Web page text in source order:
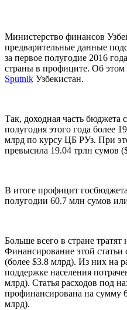
Министерство финансов
предварительные данные
за первое полугодие 2016
страны в профиците. Об этом
Sputnik Узбекистан.
Так, доходная часть бюджета
полугодия этого года более
млрд по курсу ЦБ РУз. При
превысила 19.04 трлн сумов
В итоге профицит
полугодии 60.7 млн сумов
Больше всего в стране
Финансирование этой статьи
(более $3.8 млрд). Из них на
поддержке населения
млрд). Статья расходов под
профинансирована на сумму
млрд).